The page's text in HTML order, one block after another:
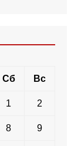
Сб Вс
1 2
8 9